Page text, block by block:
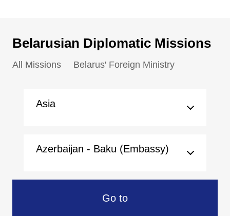
Belarusian Diplomatic Missions
All Missions Belarus' Foreign Ministry
Asia
Azerbaijan - Baku (Embassy)
Go to